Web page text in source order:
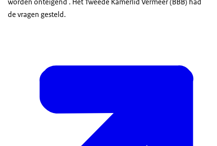
de vragen gesteld.